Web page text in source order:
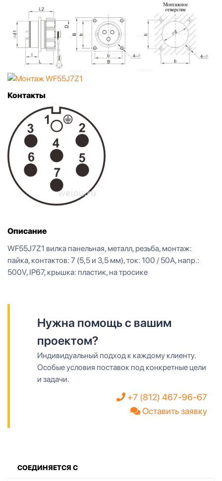
Контакты
Описание
WF55J7Z1 вилка панельная, металл, резьба, монтаж:
пайка, контактов: 7 (5,5 и 3,5 мм), ток: 100 / 50А, напр.:
500V, IP67, крышка: пластик, на тросике
Нужна помощь с вашим
проектом?
Индивидуальный подход к каждому клиенту.
Особые условия поставок под конкретные цели
и задачи.
+7 (812) 467-96-67
Оставить заявку
СОЕДИНЯЕТСЯ С